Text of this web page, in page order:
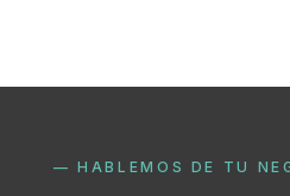
— HABLEMOS DE TU